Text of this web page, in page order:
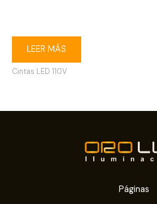
LEER MÁS
Cintas LED 110V
Páginas